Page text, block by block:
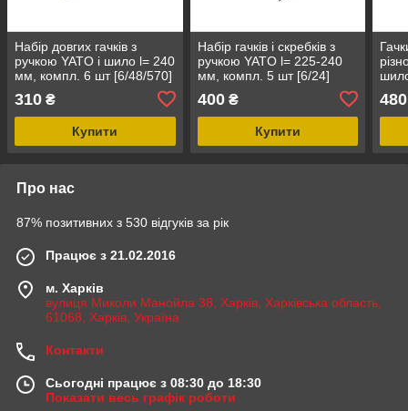
Набір довгих гачків з
ручкою YATO і шило l= 240
мм, компл. 6 шт [6/48/570]
310 ₴
Купити
Набір гачків і скребків з
ручкою YATO l= 225-240
мм, компл. 5 шт [6/24]
400₴
Купити
480
Про нас
87% позитивних з 530 відгуків за рік
Працює з 21.02.2016
м. Харків
вулиця Миколи Манойла 38, Харків, Харківська область,
61068, Харків, Україна
Контакти
Сьогодні працює з 08:30 до 18:30
Показати весь графік роботи